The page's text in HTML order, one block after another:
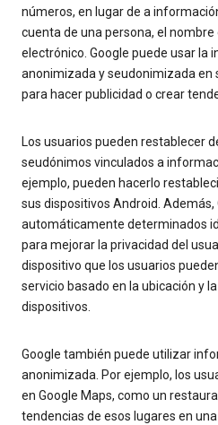
números, en lugar de a
cuenta de una persona, el nombre
electrónico. Google puede usar la
anonimizada y seudonimizada en
para hacer publicidad o crear
Los usuarios pueden restablecer
seudónimos vinculados a
ejemplo, pueden hacerlo
sus dispositivos Android. Además,
automáticamente determinados
para mejorar la privacidad del
dispositivo que los usuarios
servicio basado en la ubicación y
dispositivos.
Google también puede utilizar
anonimizada. Por ejemplo, los
en Google Maps, como un
tendencias de esos lugares en